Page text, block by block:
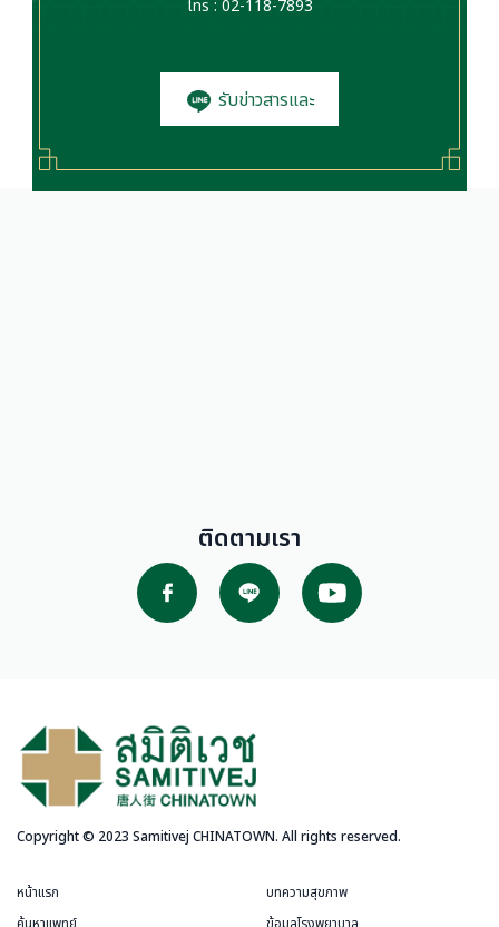
โทร : 02-118-7893
รับข่าวสารและ
ติดตามเรา
Copyright © 2023 Samitivej CHINATOWN. All rights reserved.
หน้าแรก
บทความสุขภาพ